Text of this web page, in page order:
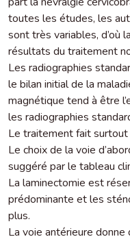
toutes les études, les
sont très variables, d’où
résultats du traitement
Les radiographies
le bilan initial de la
magnétique tend à être
les radiographies
Le traitement fait surtout
Le choix de la voie
suggéré par le tableau
La laminectomie est
prédominante et les
plus.
La voie antérieure